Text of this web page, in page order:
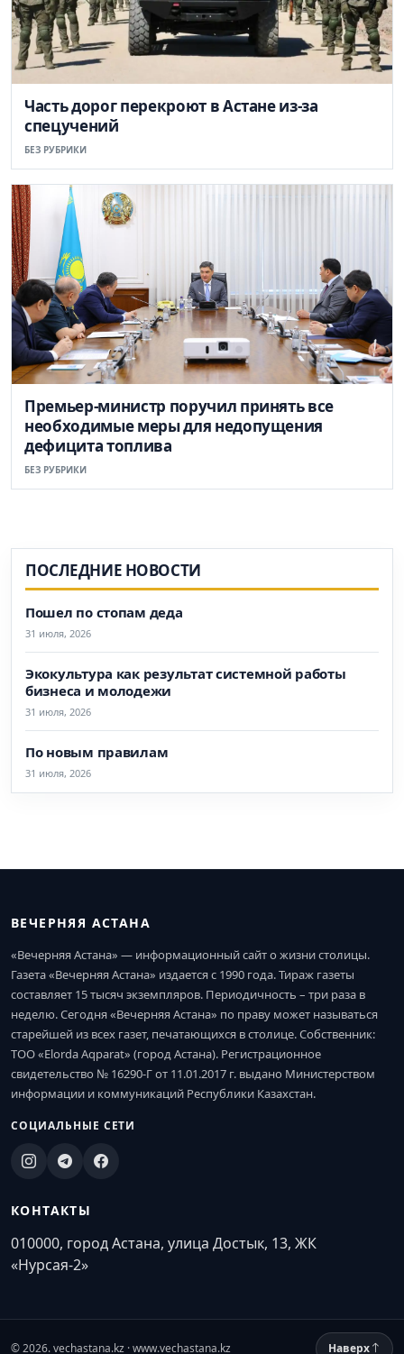
Часть дорог перекроют в Астане из-за
спецучений
БЕЗ РУБРИКИ
Премьер-министр поручил принять все
необходимые меры для недопущения
дефицита топлива
БЕЗ РУБРИКИ
ПОСЛЕДНИЕ НОВОСТИ
Пошел по стопам деда
31 июля, 2026
Экокультура как результат системной работы
бизнеса и молодежи
31 июля, 2026
По новым правилам
31 июля, 2026
ВЕЧЕРНЯЯ АСТАНА
«Вечерняя Астана» — информационный сайт о жизни столицы.
Газета «Вечерняя Астана» издается с 1990 года. Тираж газеты
составляет 15 тысяч экземпляров. Периодичность – три раза в
неделю. Сегодня «Вечерняя Астана» по праву может называться
старейшей из всех газет, печатающихся в столице. Собственник:
ТОО «Elorda Aqparat» (город Астана). Регистрационное
свидетельство № 16290-Г от 11.01.2017 г. выдано Министерством
информации и коммуникаций Республики Казахстан.
СОЦИАЛЬНЫЕ СЕТИ
КОНТАКТЫ
010000, город Астана, улица Достык, 13, ЖК
«Нурсая-2»
© 2026. vechastana.kz · www.vechastana.kz Наверх